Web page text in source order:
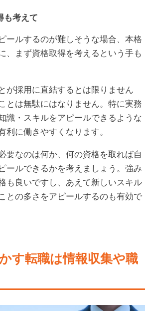
も考えて
ールするのが難しそうな場合、本格
、まず資格取得を考えるという手も
が採用に直結するとは限りません
とは無駄にはなりません。特に実務
識・スキルをアピールできるような
利に働きやすくなります。
要なのは何か、何の資格を取れば自
ールできるかを考えましょう。強み
も良いですし、あえて新しいスキル
との多さをアピールするのも有効で
す転職は情報収集や職